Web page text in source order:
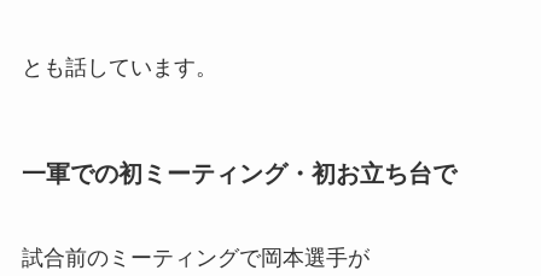
とも話しています。
一軍での初ミーティング・初お立ち台で
試合前のミーティングで岡本選手が